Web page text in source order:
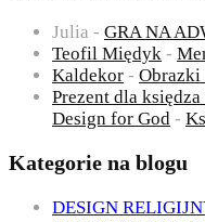
Julia - GRA NA
Teofil Międyk -
Kaldekor - Obrazki
Prezent dla
Design for God -
Kategorie na blogu
DESIGN